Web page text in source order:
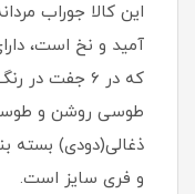
این کالا جوراب
آمید و نخ است،
که در 6 جفت
طوسی روشن و
ذغالی(دودی)
و فری سایز است.